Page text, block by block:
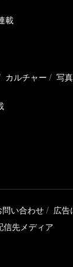
載
カルチャー 写
い合わせ 広告
信先メディア